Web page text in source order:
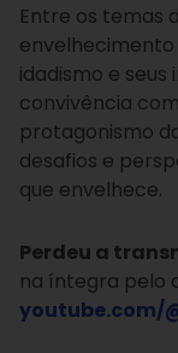
Entre os temas
idadismo e seus
convivência
protagonismo
desafios e
que envelhece.
Perdeu a
na íntegra pelo
youtube.com/